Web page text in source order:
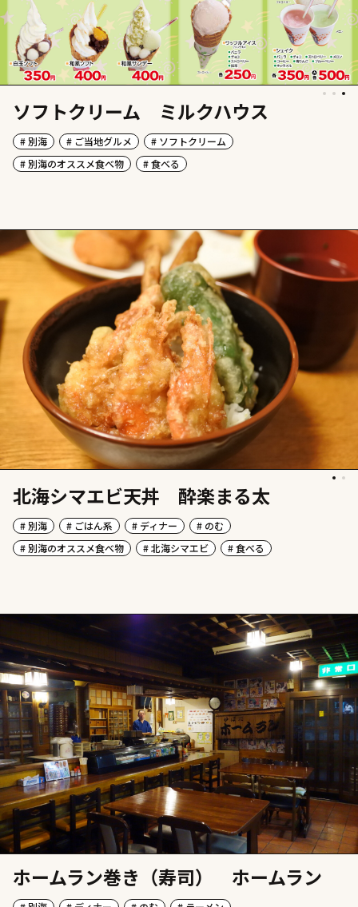
ソフトクリーム ミルクハウス
# 別海 # ご当地グルメ
# ソフトクリーム
# 別海のオススメ食べ物
# 食べる
北海シマエビ天丼 酔楽まる太
# 別海 # ごはん系 # ディナー
# のむ
# 別海のオススメ食べ物
# 北海シマエビ # 食べる
ホームラン巻き（寿司） ホームラン